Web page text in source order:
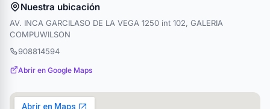
Nuestra ubicación
AV. INCA GARCILASO DE LA VEGA 1250 int 102, GALERIA
COMPUWILSON
908814594
Abrir en Google Maps